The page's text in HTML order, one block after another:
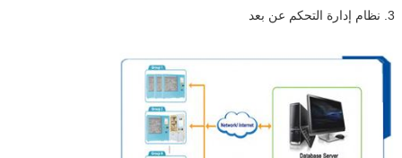
3. نظام إدارة التحكم عن بعد